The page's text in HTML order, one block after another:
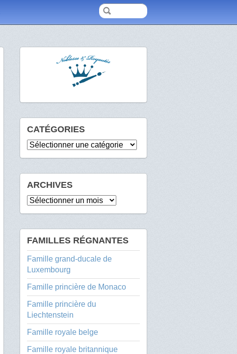
CATÉGORIES
Catégories
ARCHIVES
Archives
FAMILLES RÉGNANTES
Famille grand-ducale de
Luxembourg
Famille princière de Monaco
Famille princière du
Liechtenstein
Famille royale belge
Famille royale britannique